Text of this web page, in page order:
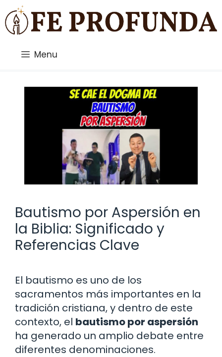
Saltar
al
contenido
Menu
Bautismo por Aspersión en
la Biblia: Significado y
Referencias Clave
El bautismo es uno de los
sacramentos más importantes en la
tradición cristiana, y dentro de este
contexto, el bautismo por aspersión
ha generado un amplio debate entre
diferentes denominaciones.